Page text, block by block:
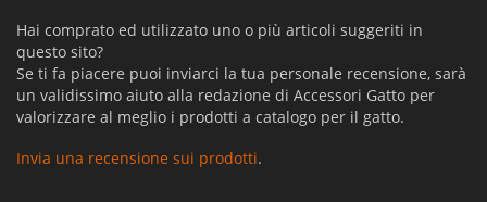
Hai comprato ed utilizzato uno o più articoli suggeriti in
questo sito?
Se ti fa piacere puoi inviarci la tua personale recensione, sarà
un validissimo aiuto alla redazione di Accessori Gatto per
valorizzare al meglio i prodotti a catalogo per il gatto.
Invia una recensione sui prodotti.